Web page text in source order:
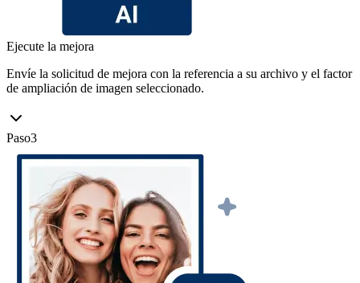
Ejecute la mejora
Envíe la solicitud de mejora con la referencia a su archivo y el factor
de ampliación de imagen seleccionado.
Paso3